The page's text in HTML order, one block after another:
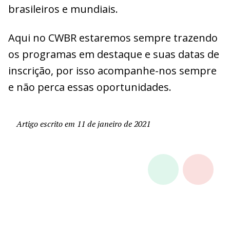
brasileiros e mundiais.
Aqui no CWBR estaremos sempre trazendo
os programas em destaque e suas datas de
inscrição, por isso acompanhe-nos sempre
e não perca essas oportunidades.
Artigo escrito em 11 de janeiro de 2021